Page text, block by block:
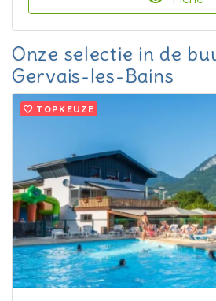
Onze selectie in de
Gervais-les-Bains
TOPKEUZE